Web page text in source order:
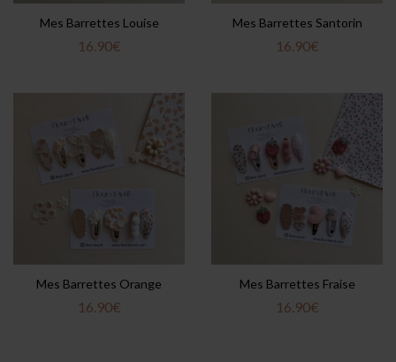
Mes Barrettes Louise
16.90€
Mes Barrettes Santorin
16.90€
Mes Barrettes Orange
16.90€
Mes Barrettes Fraise
16.90€